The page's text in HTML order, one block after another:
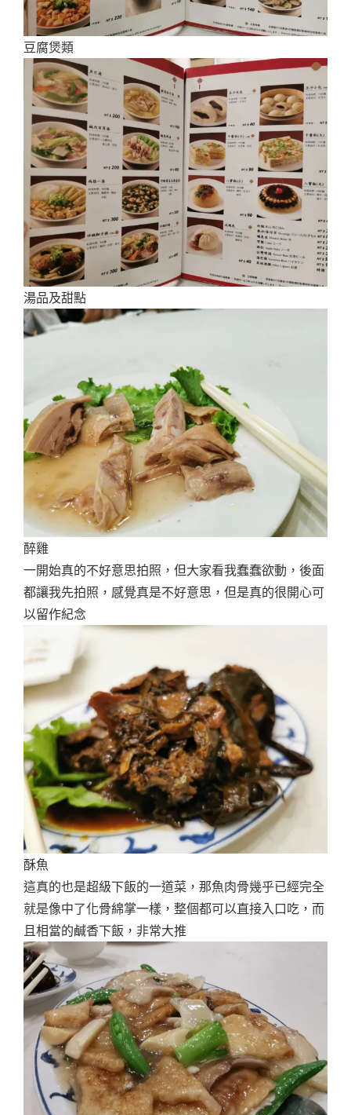
豆腐煲類
湯品及甜點
醉雞
一開始真的不好意思拍照，但大家看我蠢蠢欲動，後面
都讓我先拍照，感覺真是不好意思，但是真的很開心可
以留作紀念
酥魚
這真的也是超級下飯的一道菜，那魚肉骨幾乎已經完全
就是像中了化骨綿掌一樣，整個都可以直接入口吃，而
且相當的鹹香下飯，非常大推